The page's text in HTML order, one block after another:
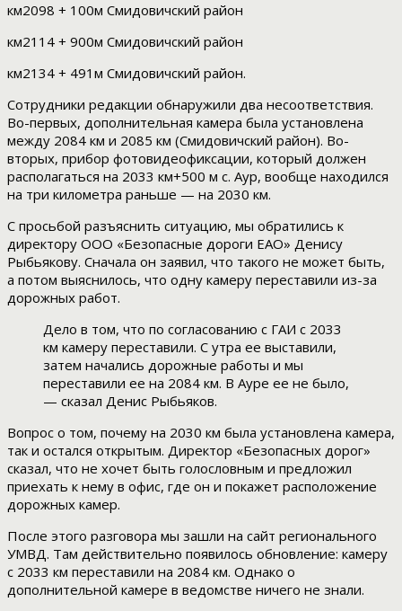
км2098 + 100м Смидовичский район
км2114 + 900м Смидовичский район
км2134 + 491м Смидовичский район.
Сотрудники редакции обнаружили два несоответствия.
Во-первых, дополнительная камера была установлена
между 2084 км и 2085 км (Смидовичский район). Во-
вторых, прибор фотовидеофиксации, который должен
располагаться на 2033 км+500 м с. Аур, вообще находился
на три километра раньше — на 2030 км.
С просьбой разъяснить ситуацию, мы обратились к
директору ООО «Безопасные дороги ЕАО» Денису
Рыбьякову. Сначала он заявил, что такого не может быть,
а потом выяснилось, что одну камеру переставили из-за
дорожных работ.
Дело в том, что по согласованию с ГАИ с 2033
км камеру переставили. С утра ее выставили,
затем начались дорожные работы и мы
переставили ее на 2084 км. В Ауре ее не было,
— сказал Денис Рыбьяков.
Вопрос о том, почему на 2030 км была установлена камера,
так и остался открытым. Директор «Безопасных дорог»
сказал, что не хочет быть голословным и предложил
приехать к нему в офис, где он и покажет расположение
дорожных камер.
После этого разговора мы зашли на сайт регионального
УМВД. Там действительно появилось обновление: камеру
с 2033 км переставили на 2084 км. Однако о
дополнительной камере в ведомстве ничего не знали.